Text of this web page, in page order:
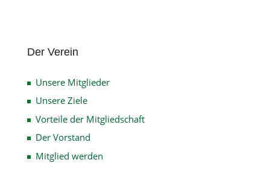
Der Verein
Unsere Mitglieder
Unsere Ziele
Vorteile der Mitgliedschaft
Der Vorstand
Mitglied werden